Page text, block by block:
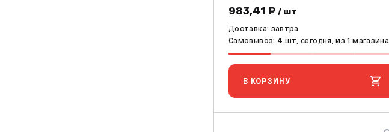
983,41 ₽ / шт
Доставка: завтра
Самовывоз: 4 шт, сегодня, из1 магазина
В КОРЗИНУ